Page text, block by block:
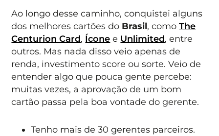
Ao longo desse caminho, conquistei alguns
dos melhores cartões do Brasil, comoThe
Centurion Card, Ícone e Unlimited, entre
outros. Mas nada disso veio apenas de
renda, investimento score ou sorte. Veio de
entender algo que pouca gente percebe:
muitas vezes, a aprovação de um bom
cartão passa pela boa vontade do gerente.
Tenho mais de 30 gerentes parceiros.